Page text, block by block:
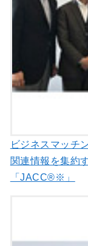
ビジネスマッチ
関連情報を集約
「JACC®※」